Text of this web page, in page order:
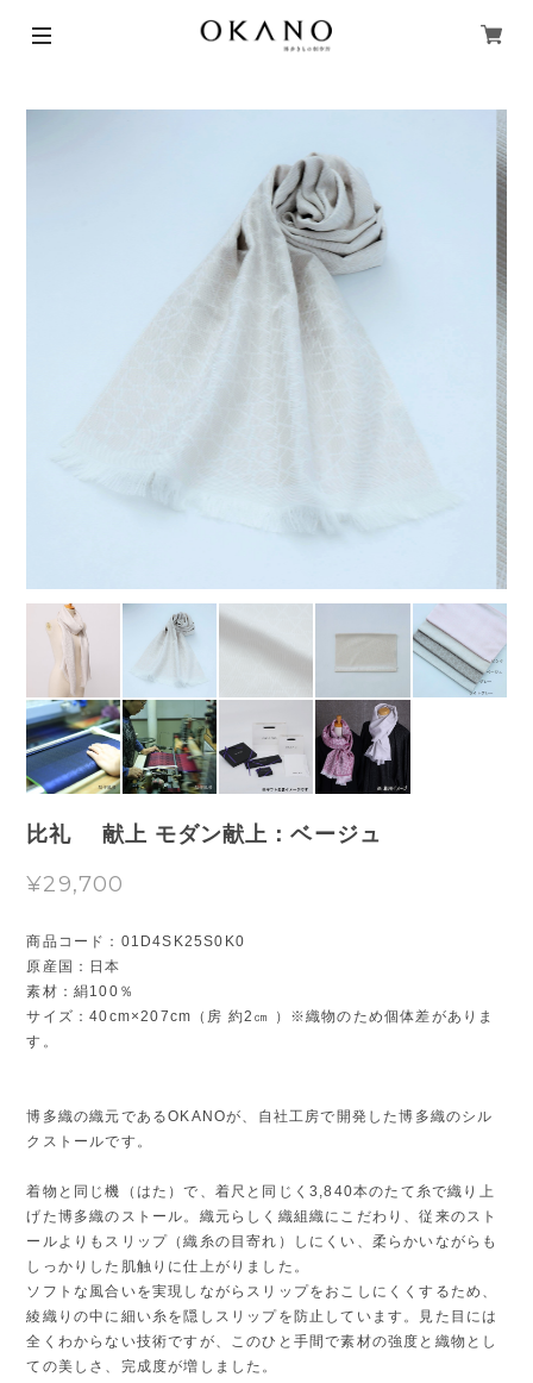
比礼 献上 モダン献上：ベージュ
¥29,700
商品コード：01D4SK25S0K0
原産国：日本
素材：絹100％
サイズ：40cm×207cm（房 約2㎝ ）※織物のため個体差がありま
す。
博多織の織元であるOKANOが、自社工房で開発した博多織のシル
クストールです。
着物と同じ機（はた）で、着尺と同じく3,840本のたて糸で織り上
げた博多織のストール。織元らしく織組織にこだわり、従来のスト
ールよりもスリップ（織糸の目寄れ）しにくい、柔らかいながらも
しっかりした肌触りに仕上がりました。
ソフトな風合いを実現しながらスリップをおこしにくくするため、
綾織りの中に細い糸を隠しスリップを防止しています。見た目には
全くわからない技術ですが、このひと手間で素材の強度と織物とし
ての美しさ、完成度が増しました。